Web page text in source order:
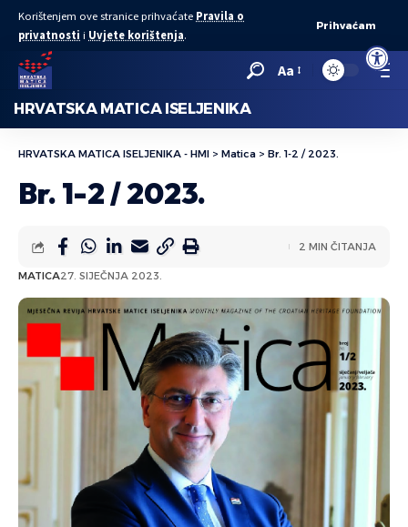
Open
Korištenjem ove stranice prihvaćate Pravila o
privatnosti i Uvjete korištenja.
Prihvaćam
Aa
HRVATSKA MATICA ISELJENIKA
HRVATSKA MATICA ISELJENIKA - HMI > Matica > Br. 1-2 / 2023.
Br. 1-2 / 2023.
MATICA27. SIJEČNJA 2023.
2 MIN ČITANJA